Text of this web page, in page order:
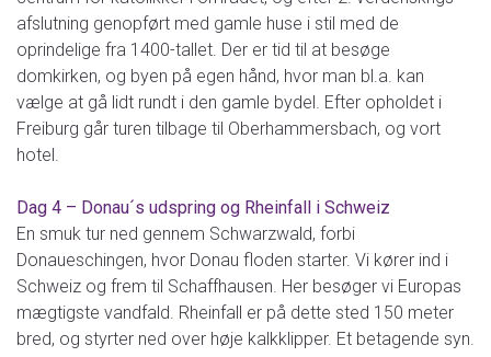
afslutning genopført med gamle huse i stil med de
oprindelige fra 1400-tallet. Der er tid til at besøge
domkirken, og byen på egen hånd, hvor man bl.a. kan
vælge at gå lidt rundt i den gamle bydel. Efter opholdet i
Freiburg går turen tilbage til Oberhammersbach, og vort
hotel.
Dag 4 – Donau´s udspring og Rheinfall i Schweiz
En smuk tur ned gennem Schwarzwald, forbi
Donaueschingen, hvor Donau floden starter. Vi kører ind i
Schweiz og frem til Schaffhausen. Her besøger vi Europas
mægtigste vandfald. Rheinfall er på dette sted 150 meter
bred, og styrter ned over høje kalkklipper. Et betagende syn.